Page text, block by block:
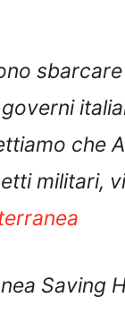
che
militari,
Saving